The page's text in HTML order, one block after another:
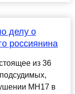
делу о
россиянина
из 36
MH17 в